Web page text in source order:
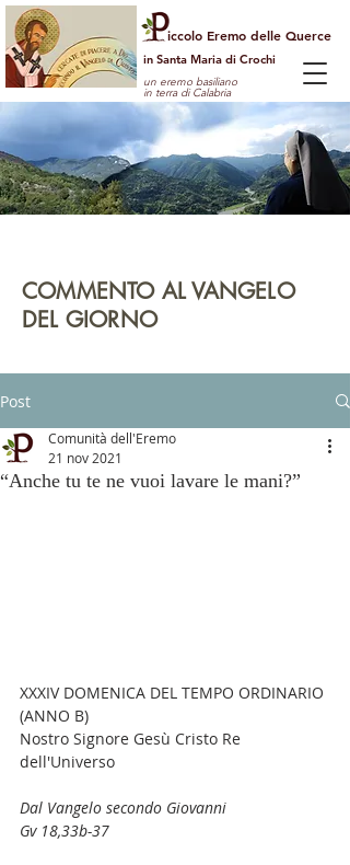
iccolo Eremo delle Querce
in Santa Maria di Crochi
un eremo basiliano
in terra di Calabria
COMMENTO AL VANGELO
DEL GIORNO
Post
“Anche tu te ne vuoi lavare le mani?”
Comunità dell'Eremo
21 nov 2021
XXXIV DOMENICA DEL TEMPO ORDINARIO
(ANNO B)
Nostro Signore Gesù Cristo Re
dell'Universo
Dal Vangelo secondo Giovanni
Gv 18,33b-37